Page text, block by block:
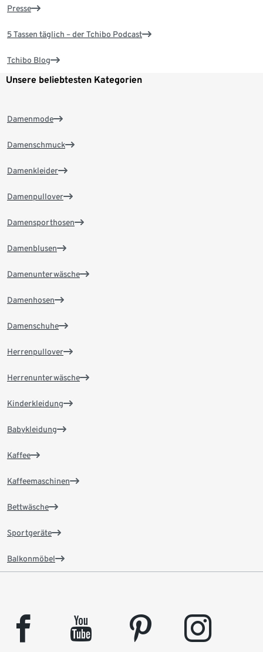
Presse
5 Tassen täglich – der Tchibo Podcast
Tchibo Blog
Unsere beliebtesten Kategorien
Damenmode
Damenschmuck
Damenkleider
Damenpullover
Damensporthosen
Damenblusen
Damenunterwäsche
Damenhosen
Damenschuhe
Herrenpullover
Herrenunterwäsche
Kinderkleidung
Babykleidung
Kaffee
Kaffeemaschinen
Bettwäsche
Sportgeräte
Balkonmöbel
facebook youtube pinterest instagram